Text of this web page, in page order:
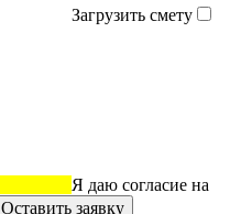
Загрузить смету
Я даю согласие на
Оставить заявку